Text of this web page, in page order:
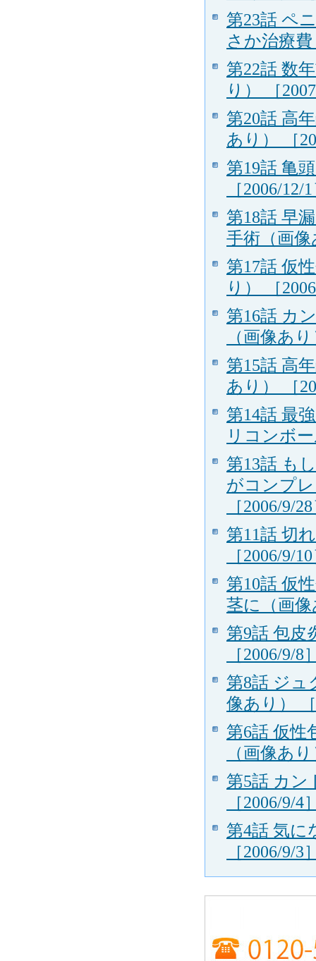
第23話 ペ
さか治療
第22話 数
り） ［
第20話 高
あり） ［
第19話 亀
［2006/12/
第18話 早
手術（画像
第17話 仮
り） ［
第16話 カ
（画像あ
第15話 高
あり） ［
第14話 最
リコンボ
第13話 も
がコンプ
［2006/9/
第11話 切
［2006/9/
第10話 仮
茎に（画像
第9話 包皮
［2006/9/8
第8話 ジュ
像あり）
第6話 仮性
（画像あ
第5話 カン
［2006/9/4
第4話 気に
［2006/9/3